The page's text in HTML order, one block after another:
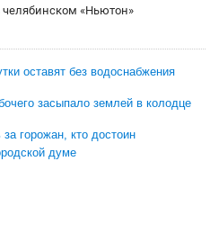
«Ньютон»
оставят без водоснабжения
засыпало землей в колодце
горожан, кто достоин
думе